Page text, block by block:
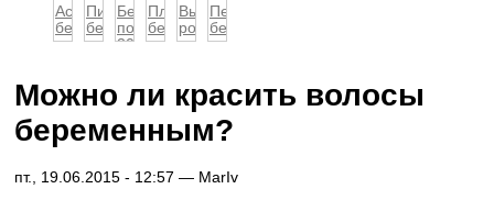
Астрология
беременности
Питание
беременной
женщины
Беременность
после
30
Планирование
беременности
Выбор
роддома
Перенашивание
беременности:...
Можно ли красить волосы
беременным?
пт., 19.06.2015 - 12:57 — MarIv